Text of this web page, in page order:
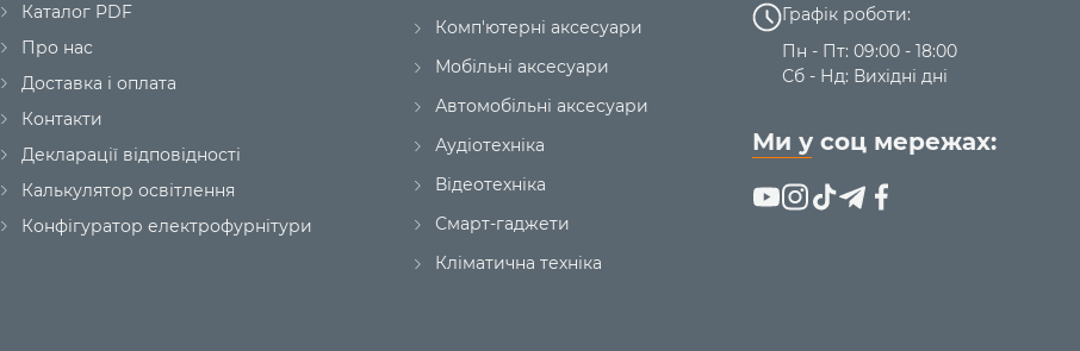
Каталог PDF
Про нас
Доставка і оплата
Контакти
Декларації відповідності
Калькулятор освітлення
Конфігуратор електрофурнітури
Комп'ютерні аксесуари
Мобільні аксесуари
Автомобільні аксесуари
Аудіотехніка
Відеотехніка
Смарт-гаджети
Кліматична техніка
Графік роботи:
Пн - Пт: 09:00 - 18:00
Сб - Нд: Вихідні дні
Ми у соц мережах: